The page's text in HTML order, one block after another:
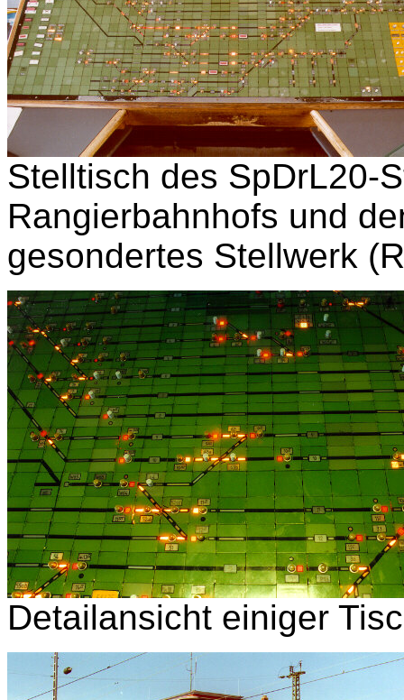
Stelltisch des SpDrL20-
Rangierbahnhofs und
gesondertes Stellwerk
Detailansicht einiger